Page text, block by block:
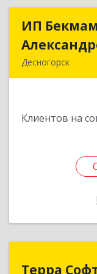
ИП
Десногорск
Клиентов на
ИП
Терра